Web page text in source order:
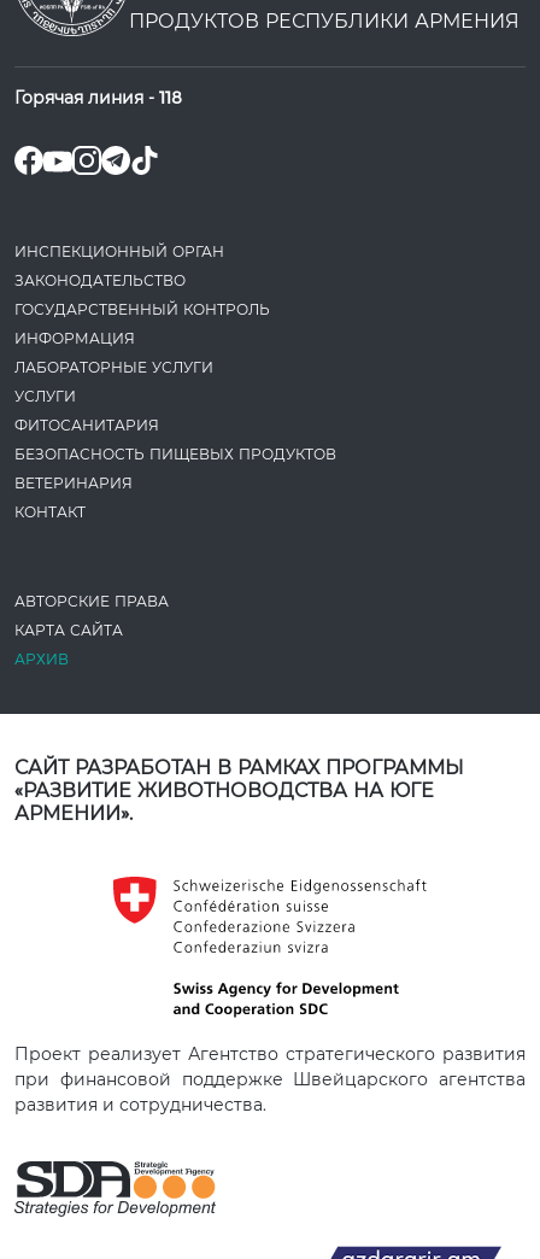
ПРОДУКТОВ РЕСПУБЛИКИ АРМЕНИЯ
Горячая линия - 118
ИНСПЕКЦИОННЫЙ ОРГАН
ЗАКОНОДАТЕ­ЛЬСТВО
ГОСУДАРСТВЕННЫЙ КОНТРОЛЬ
ИНФОРМАЦИЯ
ЛАБОРАТОРНЫЕ УСЛУГИ
УСЛУГИ
ФИТОСАНИТАРИЯ
БЕЗОПАСНОСТЬ ПИЩЕВЫХ ПРОДУКТОВ
ВЕТЕРИНАРИЯ
КОНТАКТ
АВТОРСКИЕ ПРАВА
КАРТА САЙТА
АРХИВ
САЙТ РАЗРАБОТАН В РАМКАХ ПРОГРАММЫ
«РАЗВИТИЕ ЖИВОТНОВОДСТВА НА ЮГЕ
АРМЕНИИ».
Проект реализует Агентство стратегического развития
при финансовой поддержке Швейцарского агентства
развития и сотрудничества.